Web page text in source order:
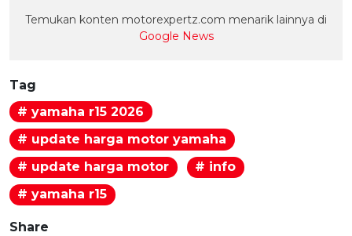
Temukan konten motorexpertz.com menarik lainnya di
Google News
Tag
# yamaha r15 2026
# update harga motor yamaha
# update harga motor
# info
# yamaha r15
Share